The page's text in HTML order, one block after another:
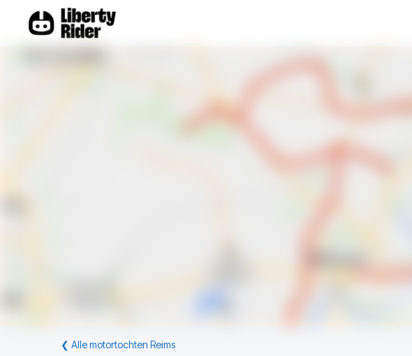
❮ Alle motortochten Reims